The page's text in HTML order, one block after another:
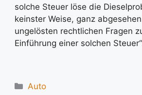
solche Steuer löse die
keinster Weise, ganz
ungelösten rechtlichen Fragen
Einführung einer solchen
Kategorien
Auto